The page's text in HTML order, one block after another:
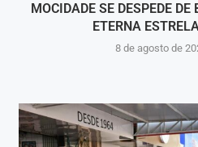
MOCIDADE SE DESPEDE DE
ETERNA
8 de agosto de